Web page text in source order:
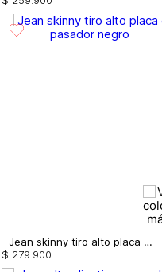
Jean skinny tiro alto placa en pasador
$ 279 900